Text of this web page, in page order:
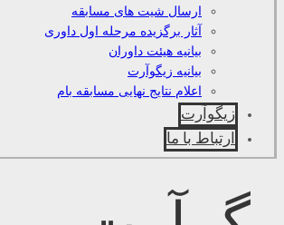
ارسال شیت های مسابقه
آثار برگزیده مرحله اول داوری
بیانیه هیئت داوران
بیانیه زیگوآرت
اعلام نتایج نهایی مسابقه بام
زیگوآرت
ارتباط با ما